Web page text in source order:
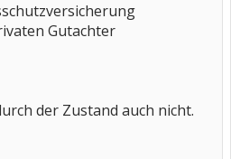
Gutachter
der Zustand auch nicht.